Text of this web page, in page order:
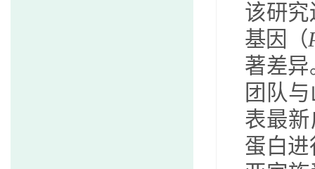
该研
基因（
著差
团队
表最
蛋白